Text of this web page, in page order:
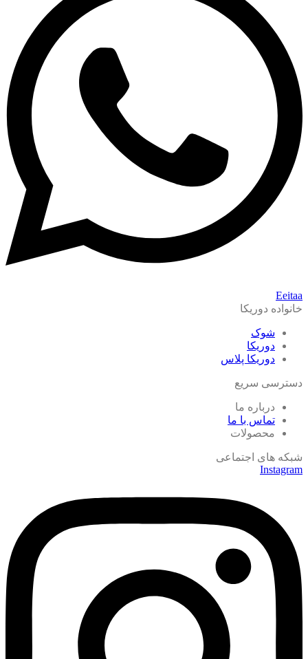
Eeitaa
خانواده دوریکا
شوک
دوریکا
دوریکا پلاس
دسترسی سریع
درباره ما
تماس با ما
محصولات
شبکه های اجتماعی
Instagram